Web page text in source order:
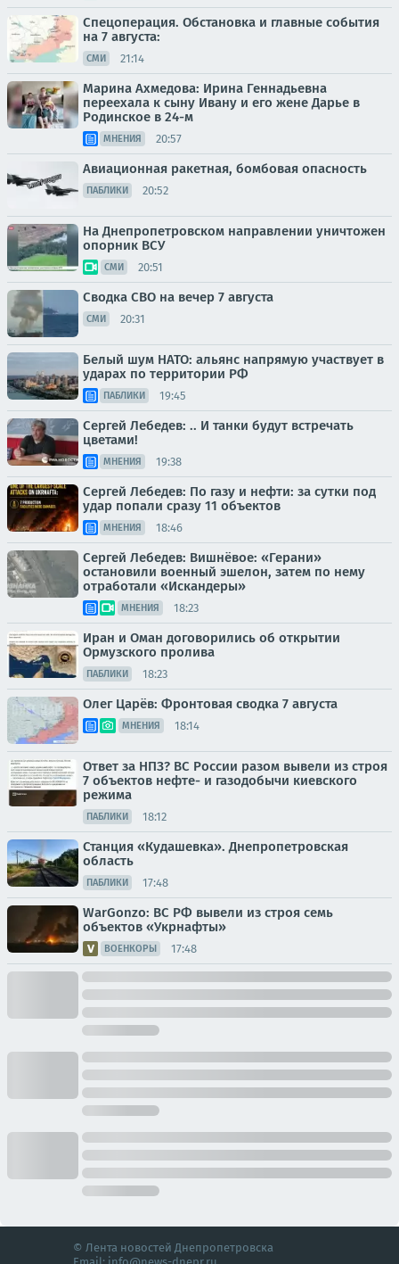
Спецоперация. Обстановка и главные события
на 7 августа:
СМИ 21:14
Марина Ахмедова: Ирина Геннадьевна
переехала к сыну Ивану и его жене Дарье в
Родинское в 24-м
МНЕНИЯ 20:57
Авиационная ракетная, бомбовая опасность
ПАБЛИКИ 20:52
На Днепропетровском направлении уничтожен
опорник ВСУ
СМИ 20:51
Сводка СВО на вечер 7 августа
СМИ 20:31
Белый шум НАТО: альянс напрямую участвует в
ударах по территории РФ
ПАБЛИКИ 19:45
Сергей Лебедев: .. И танки будут встречать
цветами!
МНЕНИЯ 19:38
Сергей Лебедев: По газу и нефти: за сутки под
удар попали сразу 11 объектов
МНЕНИЯ 18:46
Сергей Лебедев: Вишнёвое: «Герани»
остановили военный эшелон, затем по нему
отработали «Искандеры»
МНЕНИЯ 18:23
Иран и Оман договорились об открытии
Ормузского пролива
ПАБЛИКИ 18:23
Олег Царёв: Фронтовая сводка 7 августа
МНЕНИЯ 18:14
Ответ за НПЗ? ВС России разом вывели из строя
7 объектов нефте- и газодобычи киевского
режима
ПАБЛИКИ 18:12
Станция «Кудашевка». Днепропетровская
область
ПАБЛИКИ 17:48
WarGonzo: ВС РФ вывели из строя семь
объектов «Укрнафты»
ВОЕНКОРЫ 17:48
© Лента новостей Днепропетровска